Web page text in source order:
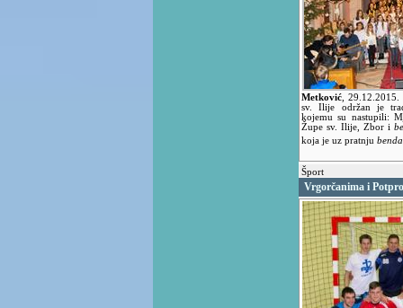
Metković ,29.12.2015.
sv. Ilije održan je
kojemu su nastupili:
Župe sv. Ilije, Zbor i
koja je uz pratnju benda
Šport
Vrgorčanima i